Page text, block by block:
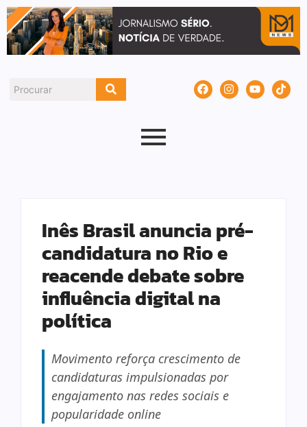
Inês Brasil anuncia pré-
candidatura no Rio e
reacende debate sobre
influência digital na
política
Movimento reforça crescimento de
candidaturas impulsionadas por
engajamento nas redes sociais e
popularidade online